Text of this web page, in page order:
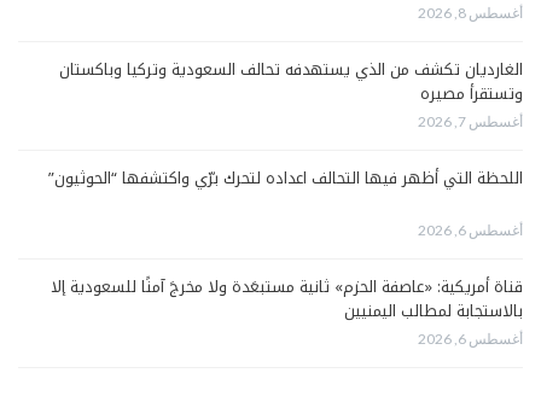
أغسطس 8, 2026
الغارديان تكشف من الذي يستهدفه تحالف السعودية وتركيا وباكستان
وتستقرأ مصيره
أغسطس 7, 2026
اللحظة التي أظهر فيها التحالف اعداده لتحرك برّي واكتشفها “الحوثيون”
أغسطس 6, 2026
قناة أمريكية: «عاصفة الحزم» ثانية مستبعَدة ولا مخرجَ آمنًا للسعودية إلا
بالاستجابة لمطالب اليمنيين
أغسطس 6, 2026